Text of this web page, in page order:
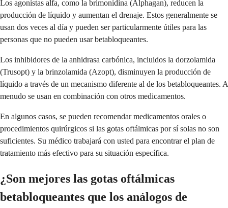
Los agonistas alfa, como la brimonidina (Alphagan), reducen la
producción de líquido y aumentan el drenaje. Estos generalmente se
usan dos veces al día y pueden ser particularmente útiles para las
personas que no pueden usar betabloqueantes.
Los inhibidores de la anhidrasa carbónica, incluidos la dorzolamida
(Trusopt) y la brinzolamida (Azopt), disminuyen la producción de
líquido a través de un mecanismo diferente al de los betabloqueantes. A
menudo se usan en combinación con otros medicamentos.
En algunos casos, se pueden recomendar medicamentos orales o
procedimientos quirúrgicos si las gotas oftálmicas por sí solas no son
suficientes. Su médico trabajará con usted para encontrar el plan de
tratamiento más efectivo para su situación específica.
¿Son mejores las gotas oftálmicas
betabloqueantes que los análogos de